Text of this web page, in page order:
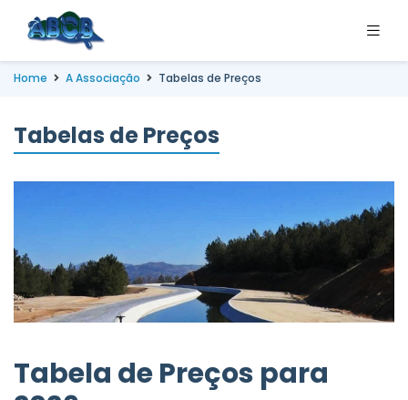
Home A Associação Tabelas de Preços
Tabelas de Preços
Tabela de Preços para